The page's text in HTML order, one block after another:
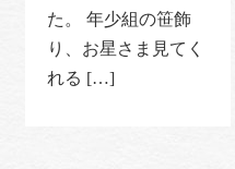
た。 年少組の笹飾
り、お星さま見てく
れる […]